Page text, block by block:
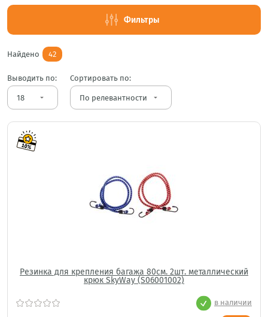
Фильтры
Найдено 42
Выводить по:
arrow_drop_down
Сортировать по:
arrow_drop_down
Резинка для крепления багажа 80см. 2шт. металлический
крюк SkyWay (S06001002)
в наличии